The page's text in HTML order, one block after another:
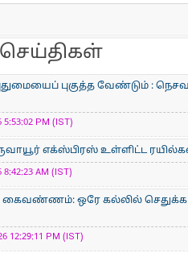
செய்திகள்
புகுத்த வேண்டும் :
PM (IST)
எக்ஸ்பிரஸ் உள்ளிட்ட
AM (IST)
கைவண்ணம்: ஒரே கல்லில்
PM (IST)